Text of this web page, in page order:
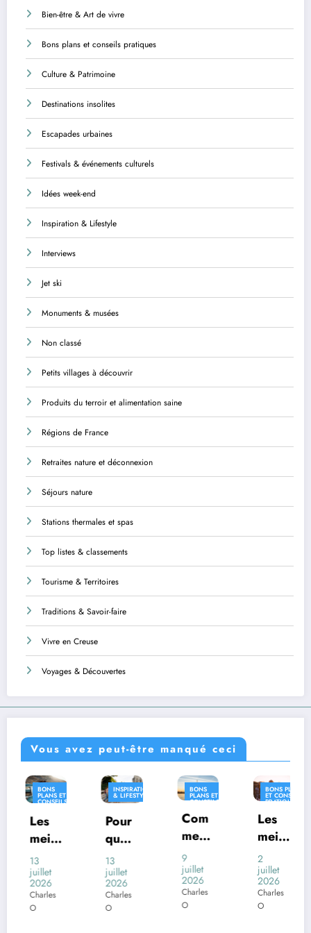
Bien-être & Art de vivre
Bons plans et conseils pratiques
Culture & Patrimoine
Destinations insolites
Escapades urbaines
Festivals & événements culturels
Idées week-end
Inspiration & Lifestyle
Interviews
Jet ski
Monuments & musées
Non classé
Petits villages à découvrir
Produits du terroir et alimentation saine
Régions de France
Retraites nature et déconnexion
Séjours nature
Stations thermales et spas
Top listes & classements
Tourisme & Territoires
Traditions & Savoir-faire
Vivre en Creuse
Voyages & Découvertes
Vous avez peut-être manqué ceci
INSPIRATION
& LIFESTYLE
Pour
quoi
certai
nes
com
13
juillet
2026
Charles
BONS
PLANS ET
CONSEILS
Com
ment
voya
ger
en
9
juillet
2026
Charles
BONS PLANS
ET CONSEILS
PRATIQUES
INSPIRATION
& LIFESTYLE
Les
meill
desti
natio
juillet
2026
Charles
INSPIRATION
& LIFESTYLE
Où
vivre
Franc
e
juin
2026
Charles